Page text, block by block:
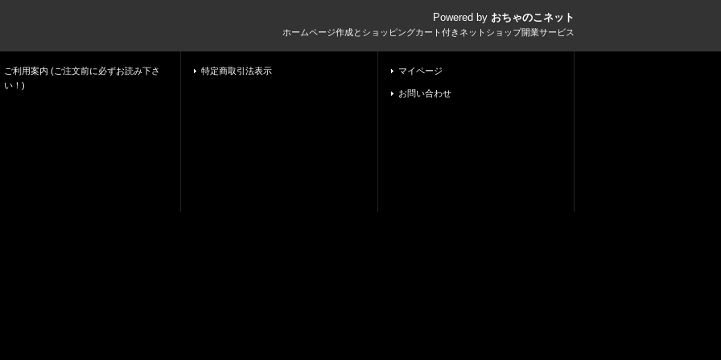
Powered by おちゃのこネット
ホームページ作成とショッピングカート付きネットショップ開業サービス
ご利用案内 (ご注文前に必ずお読み下さ
い！)
特定商取引法表示 マイページ
お問い合わせ